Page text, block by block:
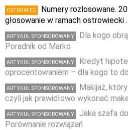
OSTROWIEC
Numery rozlosowane.
głosowanie w ramach ostrowiecki
ARTYKUŁ SPONSOROWANY
Dla kogo
Poradnik od Marko
ARTYKUŁ SPONSOROWANY
Kredyt
oprocentowaniem – dla kogo to
ARTYKUŁ SPONSOROWANY
Makijaż,
czyli jak prawidłowo wykonać
ARTYKUŁ SPONSOROWANY
Jaka szafa
Porównanie rozwiązań